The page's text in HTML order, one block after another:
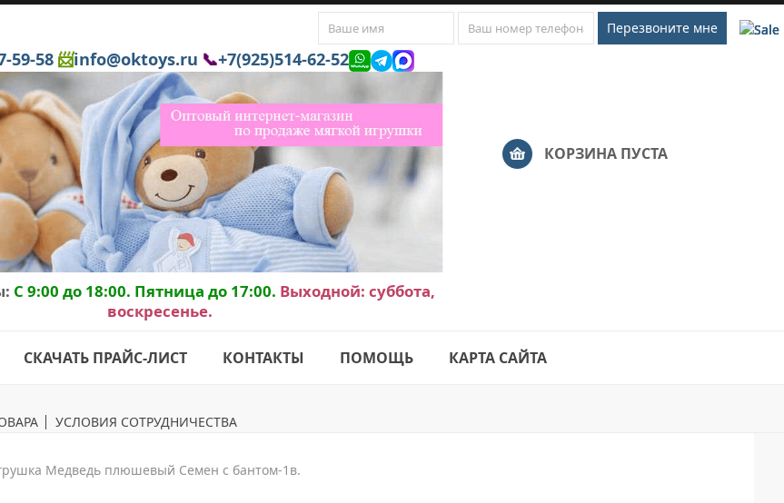
59-58 📨info@oktoys.ru 📞+7(925)514-62-52
C 9:00 до 18:00. Пятница до 17:00. Выходной: суббота,
воскресенье.
КОРЗИНА ПУСТА
СКАЧАТЬ ПРАЙС-ЛИСТ КОНТАКТЫ ПОМОЩЬ КАРТА САЙТА
УСЛОВИЯ СОТРУДНИЧЕСТВА
Медведь плюшевый Семен с бантом-1в.